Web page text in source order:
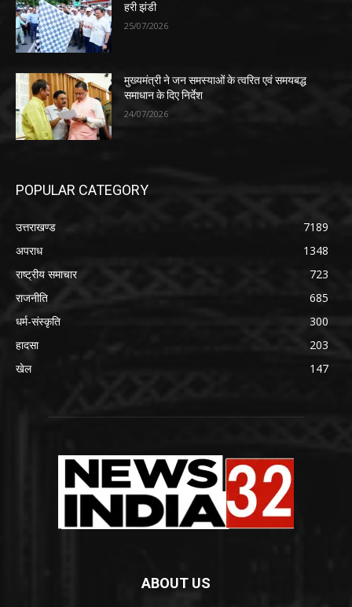
हरी झंडी
25/07/2026
मुख्यमंत्री ने जन समस्याओं के त्वरित एवं समयबद्ध
समाधान के दिए निर्देश
24/07/2026
POPULAR CATEGORY
उत्तराखण्ड
7189
अपराध
1348
राष्ट्रीय समाचार
723
राजनीति
685
धर्म-संस्कृति
300
हादसा
203
खेल
147
ABOUT US